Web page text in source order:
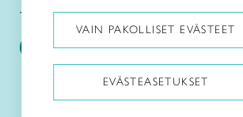
Taitoliitto: Taito-lehti:
VAIN PAKOLLISET EVÄSTEET
EVÄSTEASETUKSET